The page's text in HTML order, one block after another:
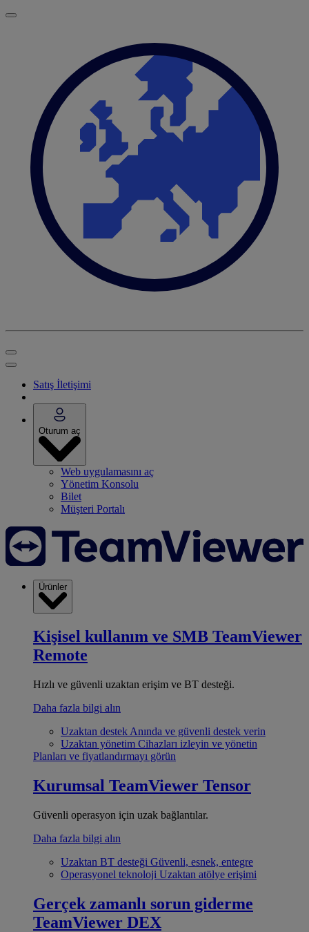
Satış İletişimi
Oturum aç
Web uygulamasını aç
Yönetim Konsolu
Bilet
Müşteri Portalı
Ürünler
Kişisel kullanım ve SMB TeamViewer
Remote
Hızlı ve güvenli uzaktan erişim ve BT desteği.
Daha fazla bilgi alın
Uzaktan destek Anında ve güvenli destek verin
Uzaktan yönetim Cihazları izleyin ve yönetin
Planları ve fiyatlandırmayı görün
Kurumsal TeamViewer Tensor
Güvenli operasyon için uzak bağlantılar.
Daha fazla bilgi alın
Uzaktan BT desteği Güvenli, esnek, entegre
Operasyonel teknoloji Uzaktan atölye erişimi
Gerçek zamanlı sorun giderme
TeamViewer DEX